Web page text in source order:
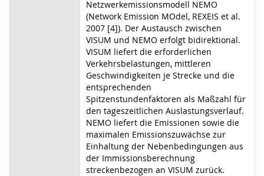
Netzwerkemissionsmodell NEMO
(Network Emission MOdel, REXEIS et al.
2007 [4]). Der Austausch zwischen
VISUM und NEMO erfolgt bidirektional.
VISUM liefert die erforderlichen
Verkehrsbelastungen, mittleren
Geschwindigkeiten je Strecke und die
entsprechenden
Spitzenstundenfaktoren als Maßzahl für
den tageszeitlichen Auslastungsverlauf.
NEMO liefert die Emissionen sowie die
maximalen Emissionszuwächse zur
Einhaltung der Nebenbedingungen aus
der Immissionsberechnung
streckenbezogen an VISUM zurück.